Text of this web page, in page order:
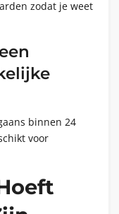
zodat je weet
binnen 24
voor